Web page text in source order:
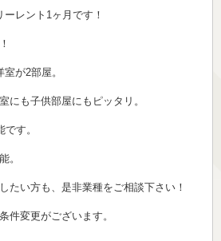
レント1ヶ月です！
が2部屋。
にも子供部屋にもピッタリ。
す。
。
たい方も、是非業種をご相談下さい！
件変更がございます。